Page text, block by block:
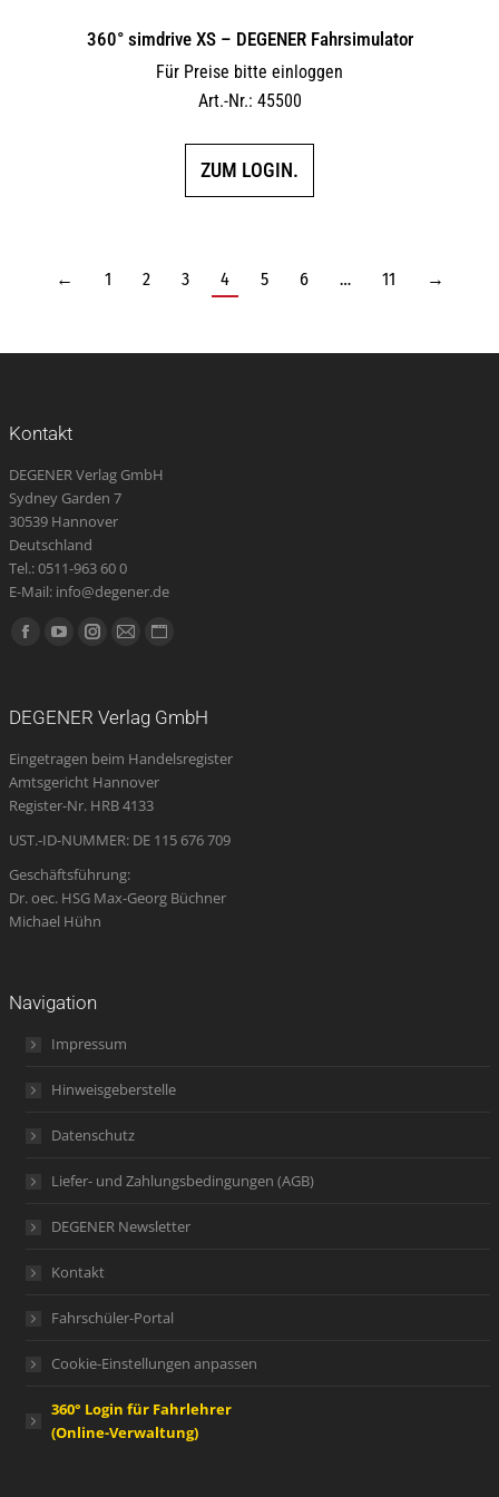
360° simdrive XS – DEGENER Fahrsimulator
Für Preise bitte einloggen
Art.-Nr.: 45500
ZUM LOGIN.
← 1 2 3 4 5 6 … 11 →
Kontakt
DEGENER Verlag GmbH
Sydney Garden 7
30539 Hannover
Deutschland
Tel.: 0511-963 60 0
E-Mail: info@degener.de
Finden Sie uns auf:
Facebook
new
window
YouTube
new
window
Instagram
new
window
E-
opens
in
new
Website
new
DEGENER Verlag GmbH
Eingetragen beim Handelsregister
Amtsgericht Hannover
Register-Nr. HRB 4133
UST.-ID-NUMMER: DE 115 676 709
Geschäftsführung:
Dr. oec. HSG Max-Georg Büchner
Michael Hühn
Navigation
Impressum
Hinweisgeberstelle
Datenschutz
Liefer- und Zahlungsbedingungen (AGB)
DEGENER Newsletter
Kontakt
Fahrschüler-Portal
Cookie-Einstellungen anpassen
360° Login für Fahrlehrer
(Online-Verwaltung)